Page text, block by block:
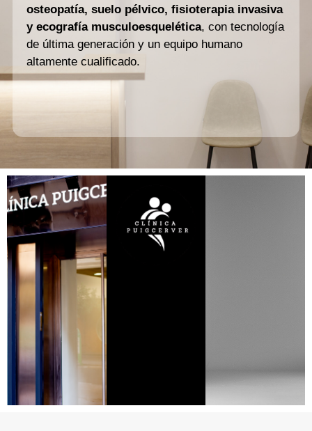
osteopatía, suelo pélvico, fisioterapia invasiva
y ecografía musculoesquelética, con tecnología
de última generación y un equipo humano
altamente cualificado.